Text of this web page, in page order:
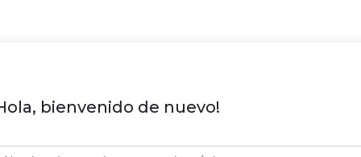
bienvenido de nuevo!